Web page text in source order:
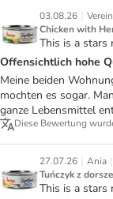
03.08.26 |
Chicken with
This is a stars
Offensichtlich hohe
Meine beiden
mochten es sogar.
ganze Lebensmittel
Diese Bewertung
27.07.26 | Ania |
Tuńczyk z
This is a stars